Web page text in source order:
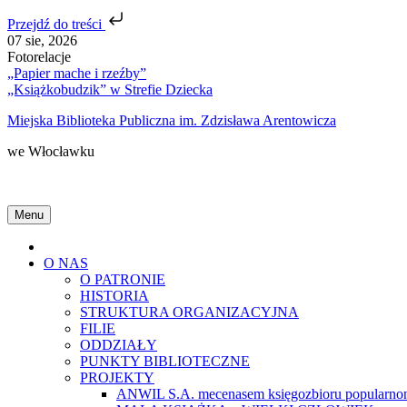
Przejdź do treści
Skip
to
content
07 sie, 2026
Fotorelacje
„Papier mache i rzeźby”
„Książkobudzik” w Strefie Dziecka
Miejska Biblioteka Publiczna im. Zdzisława Arentowicza
we Włocławku
Menu
O NAS
O PATRONIE
HISTORIA
STRUKTURA ORGANIZACYJNA
FILIE
ODDZIAŁY
PUNKTY BIBLIOTECZNE
PROJEKTY
ANWIL S.A. mecenasem księgozbioru